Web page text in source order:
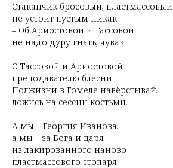
Стаканчик бросовый, пластмассовый
не устоит пустым никак.
– Об Ариостовой и Тассовой
не надо дуру гнать, чувак.
О Тассовой и Ариостовой
преподавателю блесни.
Полжизни в Гомеле навёрстывай,
ложись на сессии костьми.
А мы – Георгия Иванова,
а мы – за Бога и царя
из лакированного наново
пластмассового стопаря.